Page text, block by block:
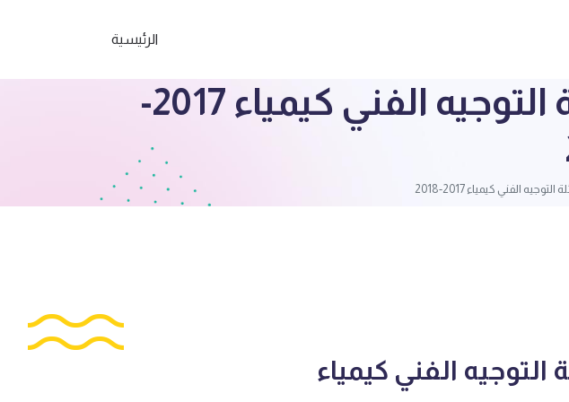
الرئيسية
الصف الثاني عشر حل بنك أسئلة التوجيه الفني كيمياء 2017-
الفني كيمياء 2017-2018
الفني كيمياء